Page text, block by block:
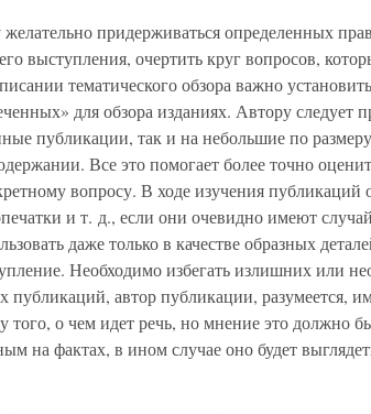
желательно придерживаться определенных
выступления, очертить круг вопросов,
тематического обзора важно
для обзора изданиях. Автору следует
публикации, так и на небольшие по
Все это помогает более точно
вопросу. В ходе изучения публикаций
и т. д., если они очевидно имеют
даже только в качестве образных
Необходимо избегать излишних или
автор публикации, разумеется,
того, о чем идет речь, но мнение это должно
на фактах, в ином случае оно будет